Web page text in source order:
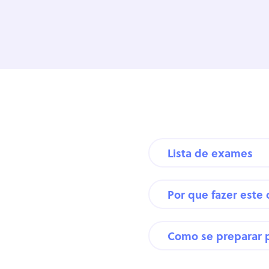
Lista de exames
Por que fazer este
Como se preparar